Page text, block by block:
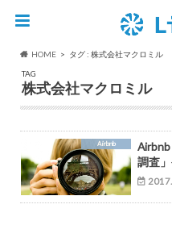
HOME
タグ : 株式会社マクロミル
TAG
株式会社マクロミル
Airbnb
調査